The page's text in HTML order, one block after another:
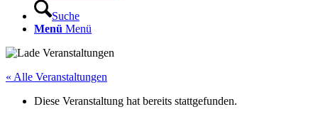
Suche
Menü Menü
« Alle Veranstaltungen
Diese Veranstaltung hat bereits stattgefunden.